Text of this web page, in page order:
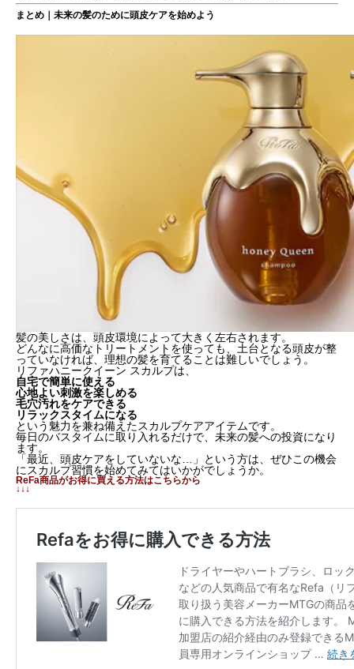
まとめ｜未来の髪のために頭皮ケアを始めよう
髪の美しさは、頭皮環境によって大きく左右されます。
どんなに高価なトリートメントを使っても、土台となる頭皮が整
っていなければ、理想の髪を育てることは難しいでしょう。
リファハニークイーン スカルプは、
自宅で簡単に使える
心地よい刺激を楽しめる
毛穴汚れをケアできる
リラックスタイムになる
という魅力を兼ね備えたスカルプケアアイテムです。
毎日のバスタイムに取り入れるだけで、未来の髪への投資になり
ます。
「最近、頭皮ケアをしていないな…」という方は、ぜひこの機会
にスカルプ習慣を始めてみてはいかがでしょうか。
ReFa商品がお得に買える方法はこちらから
↓↓↓